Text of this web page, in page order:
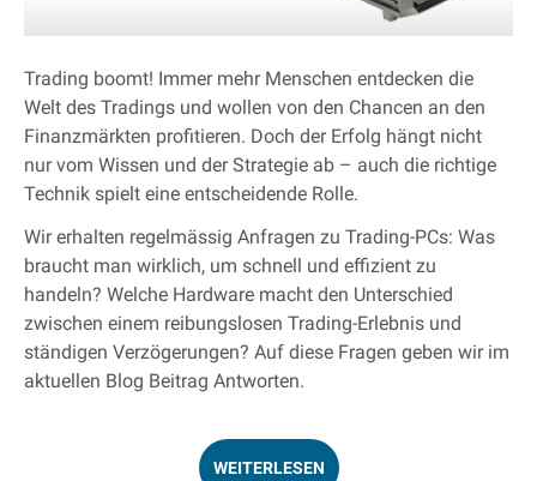
Trading boomt! Immer mehr Menschen entdecken die
Welt des Tradings und wollen von den Chancen an den
Finanzmärkten profitieren. Doch der Erfolg hängt nicht
nur vom Wissen und der Strategie ab – auch die richtige
Technik spielt eine entscheidende Rolle.
Wir erhalten regelmässig Anfragen zu Trading-PCs: Was
braucht man wirklich, um schnell und effizient zu
handeln? Welche Hardware macht den Unterschied
zwischen einem reibungslosen Trading-Erlebnis und
ständigen Verzögerungen? Auf diese Fragen geben wir im
aktuellen Blog Beitrag Antworten.
WEITERLESEN